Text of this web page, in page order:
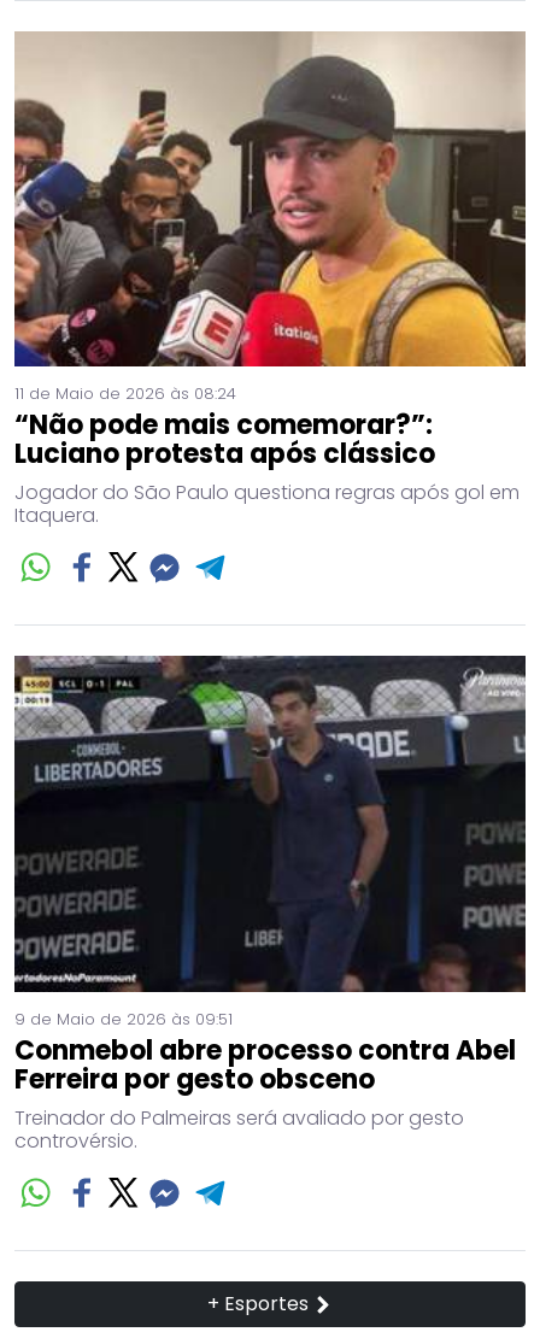
11 de Maio de 2026 às 08:24
“Não pode mais comemorar?”:
Luciano protesta após clássico
Jogador do São Paulo questiona regras após gol em
Itaquera.
9 de Maio de 2026 às 09:51
Conmebol abre processo contra Abel
Ferreira por gesto obsceno
Treinador do Palmeiras será avaliado por gesto
controvérsio.
+ Esportes